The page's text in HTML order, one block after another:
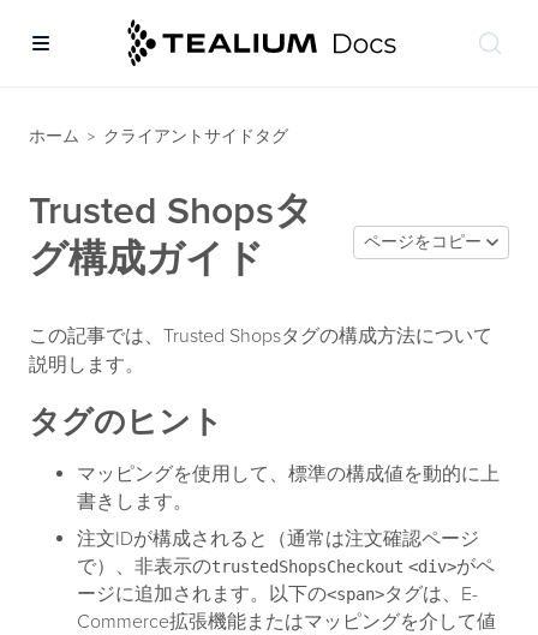
ホーム > クライアントサイドタグ
Trusted Shopsタ
グ構成ガイド
ページをコピー
この記事では、Trusted Shopsタグの構成方法について
説明します。
タグのヒント
マッピングを使用して、標準の構成値を動的に上
書きします。
注文IDが構成されると（通常は注文確認ページ
で）、非表示のtrustedShopsCheckout <div>がペ
ージに追加されます。以下の<span>タグは、E-
Commerce拡張機能またはマッピングを介して値